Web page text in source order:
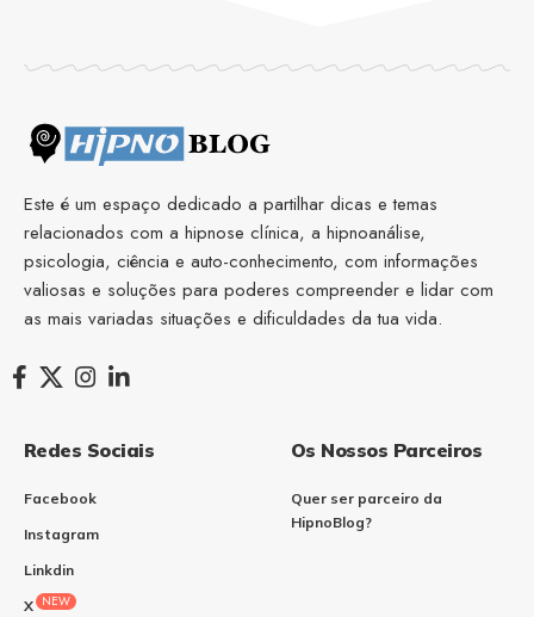
Este é um espaço dedicado a partilhar dicas e temas
relacionados com a hipnose clínica, a hipnoanálise,
psicologia, ciência e auto-conhecimento, com informações
valiosas e soluções para poderes compreender e lidar com
as mais variadas situações e dificuldades da tua vida.
Redes Sociais
Facebook
Instagram
Linkdin
X NEW
Os Nossos Parceiros
Quer ser parceiro da
HipnoBlog?